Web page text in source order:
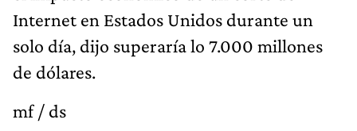
Internet en Estados Unidos durante un
solo día, dijo superaría lo 7.000 millones
de dólares.
mf / ds